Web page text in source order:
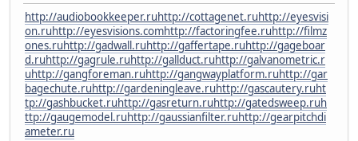
http://audiobookkeeper.ruhttp://cottagenet.ruhttp://eyesvisi
on.ruhttp://eyesvisions.comhttp://factoringfee.ruhttp://filmz
ones.ruhttp://gadwall.ruhttp://gaffertape.ruhttp://gageboar
d.ruhttp://gagrule.ruhttp://gallduct.ruhttp://galvanometric.r
uhttp://gangforeman.ruhttp://gangwayplatform.ruhttp://gar
bagechute.ruhttp://gardeningleave.ruhttp://gascautery.ruht
tp://gashbucket.ruhttp://gasreturn.ruhttp://gatedsweep.ruh
ttp://gaugemodel.ruhttp://gaussianfilter.ruhttp://gearpitchdi
ameter.ru